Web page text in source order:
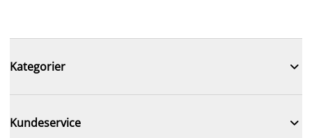
Kategorier 
Kundeservice 